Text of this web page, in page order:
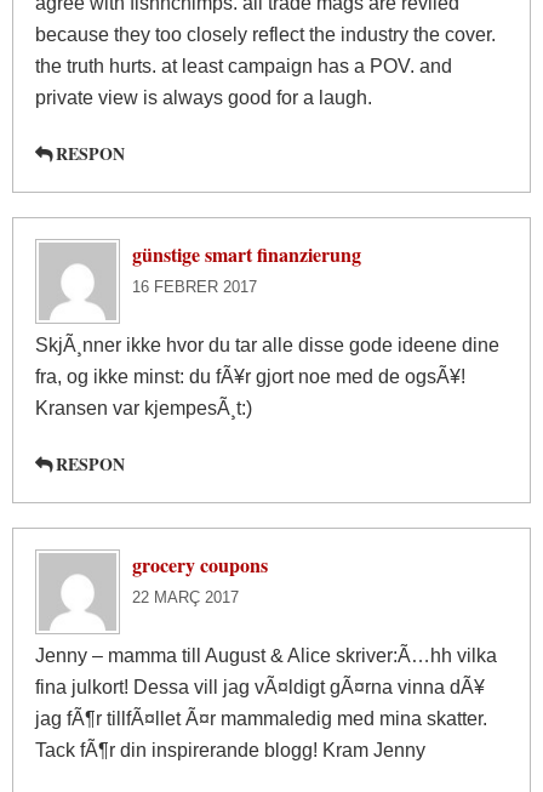
because they too closely reflect the industry the cover.
the truth hurts. at least campaign has a POV. and
private view is always good for a laugh.
RESPON
günstige smart finanzierung
16 FEBRER 2017
SkjÃ¸nner ikke hvor du tar alle disse gode ideene dine
fra, og ikke minst: du fÃ¥r gjort noe med de ogsÃ¥!
Kransen var kjempesÃ¸t:)
RESPON
grocery coupons
22 MARÇ 2017
Jenny – mamma till August & Alice skriver:Ã…hh vilka
fina julkort! Dessa vill jag vÃ¤ldigt gÃ¤rna vinna dÃ¥
jag fÃ¶r tillfÃ¤llet Ã¤r mammaledig med mina skatter.
Tack fÃ¶r din inspirerande blogg! Kram Jenny